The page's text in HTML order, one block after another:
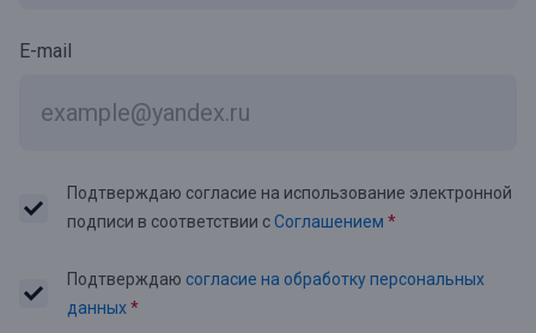
E-mail
Подтверждаю согласие на использование электронной
подписи в соответствии сСоглашением *
Подтверждаю согласие на обработку персональных
данных*